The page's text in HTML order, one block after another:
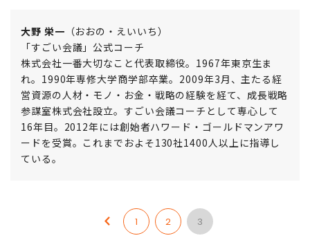
大野 栄一 （おおの・えいいち）
「すごい会議」公式コーチ
株式会社一番大切なこと代表取締役。1967年東京生ま
れ。1990年専修大学商学部卒業。2009年3月、主たる経
営資源の人材・モノ・お金・戦略の経験を経て、成長戦略
参謀室株式会社設立。すごい会議コーチとして専心して
16年目。2012年には創始者ハワード・ゴールドマンアワ
ードを受賞。これまでおよそ130社1400人以上に指導し
ている。
1 2 3